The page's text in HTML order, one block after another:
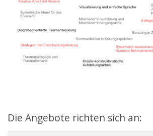
Die Angebote richten sich an: